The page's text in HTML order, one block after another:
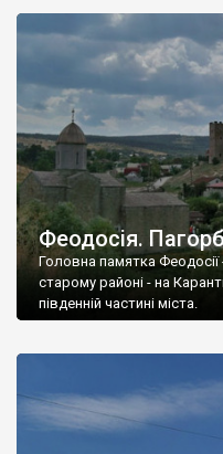
Феодосія.
Головна памятка
старому районі - на
південній частині міста.